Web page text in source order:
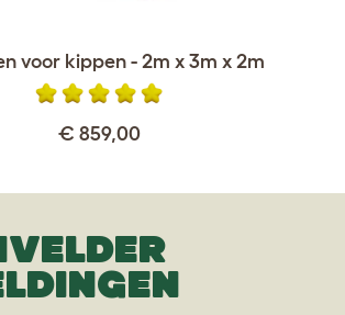
voor kippen - 2m x 3m x 2m
€ 859,00